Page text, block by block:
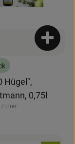
hinzufügen
Hügel",
0,75l
/ Liter